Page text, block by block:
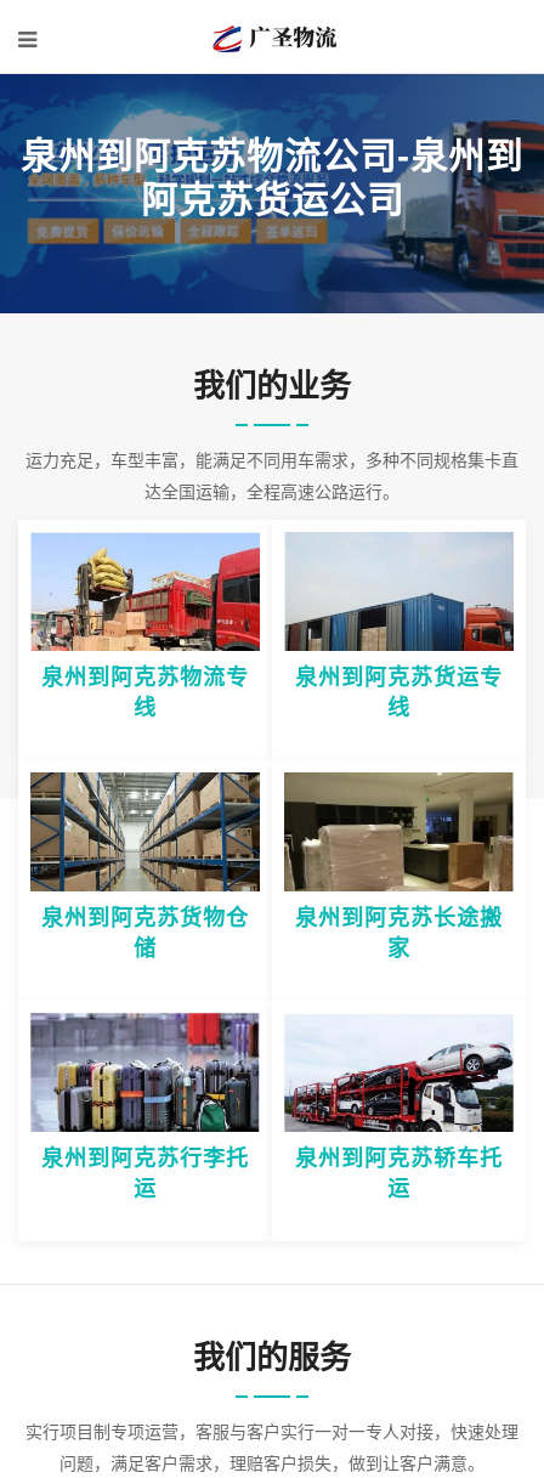
泉州到阿克苏物流公司-泉州到
阿克苏货运公司
我们的业务
运力充足，车型丰富，能满足不同用车需求，多种不同规格集卡直
达全国运输，全程高速公路运行。
泉州到阿克苏物流专
线
泉州到阿克苏货运专
线
泉州到阿克苏货物仓
储
泉州到阿克苏长途搬
家
泉州到阿克苏行李托
运
泉州到阿克苏轿车托
运
我们的服务
实行项目制专项运营，客服与客户实行一对一专人对接，快速处理
问题，满足客户需求，理赔客户损失，做到让客户满意。